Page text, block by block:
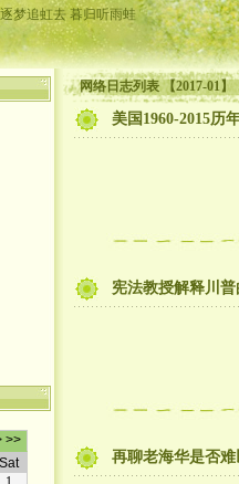
逐梦追虹去 暮归听雨蛙
网络日志列表 【2017-01】
美国1960-2015历
宪法教授解释川
再聊老海华是否